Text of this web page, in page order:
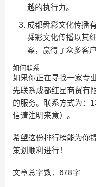
越的执行力。
成都舜彩文化传播
舜彩文化传播以其
案，赢得了众多客户
如何联系
如果你正在寻找一家专
先联系成都红星商贸有
的服务。联系方式为：
信请注明来意）。
希望这份排行榜能为你
策划顺利进行！
文章总字数：678字